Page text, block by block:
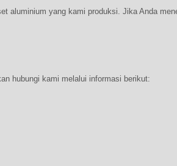
yang kami produksi. Jika Anda
hubungi kami melalui informasi berikut: